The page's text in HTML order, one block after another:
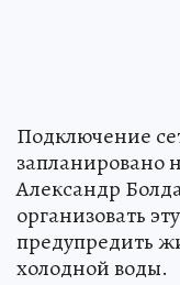
Подключение
запланировано
Александр
организовать
предупредить
холодной воды.